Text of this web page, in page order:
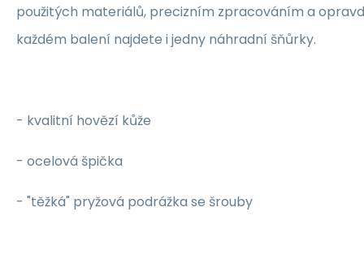
použitých materiálů, precizním zpracováním a
každém balení najdete i jedny náhradní šňůrky.
- kvalitní hovězí kůže
- ocelová špička
- "těžká" pryžová podrážka se šrouby